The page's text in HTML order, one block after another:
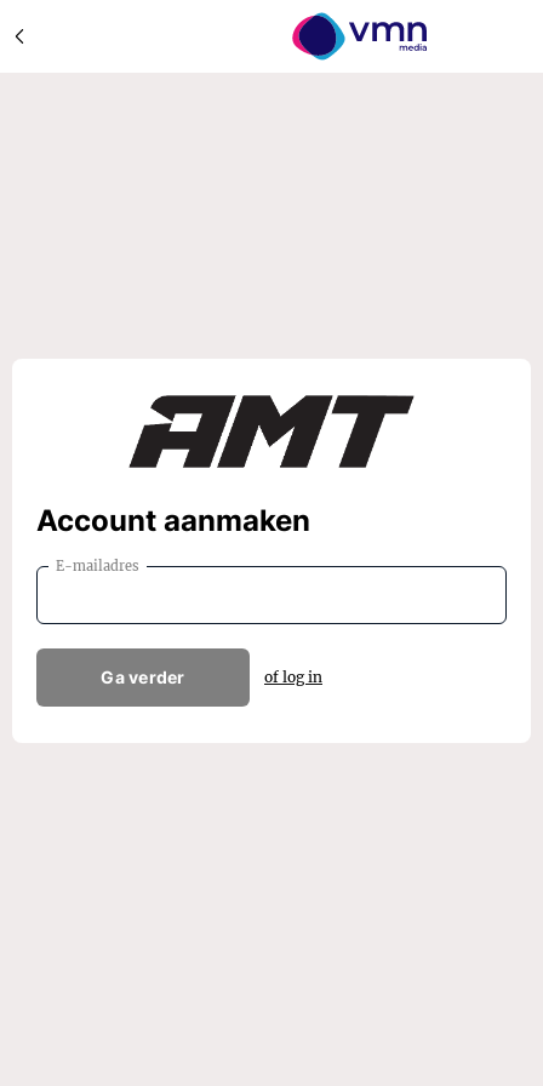
Account aanmaken
E-mailadres
Ga verder of log in